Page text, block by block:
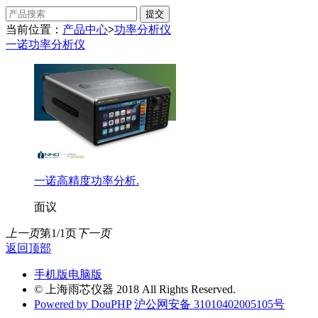
当前位置： 产品中心>功率分析仪
一诺功率分析仪
一诺高精度功率分析.
面议
上一页第1/1页下一页
返回顶部
手机版电脑版
© 上海雨芯仪器 2018 All Rights Reserved.
Powered by DouPHP 沪公网安备 31010402005105号